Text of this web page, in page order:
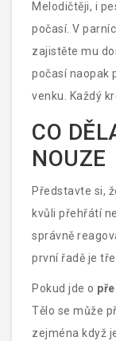
Melodičtěji, i
počasí. V
zajistěte mu
počasí naopak
venku. Každý
ale i pro naše
CO
NOUZE
Představte si,
kvůli přehřátí
správně
první řadě je
Pokud jde o
Tělo se může
zejména když